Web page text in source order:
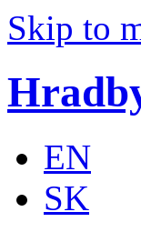
Skip to
EN
SK